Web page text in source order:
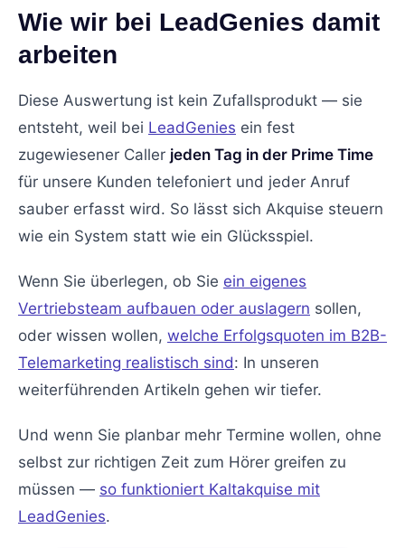
Wie wir bei LeadGenies damit
arbeiten
Diese Auswertung ist kein Zufallsprodukt — sie
entsteht, weil bei LeadGenies ein fest
zugewiesener Caller jeden Tag in der Prime Time
für unsere Kunden telefoniert und jeder Anruf
sauber erfasst wird. So lässt sich Akquise steuern
wie ein System statt wie ein Glücksspiel.
Wenn Sie überlegen, ob Sie ein eigenes
Vertriebsteam aufbauen oder auslagern sollen,
oder wissen wollen, welche Erfolgsquoten im B2B-
Telemarketing realistisch sind: In unseren
weiterführenden Artikeln gehen wir tiefer.
Und wenn Sie planbar mehr Termine wollen, ohne
selbst zur richtigen Zeit zum Hörer greifen zu
müssen — so funktioniert Kaltakquise mit
LeadGenies.